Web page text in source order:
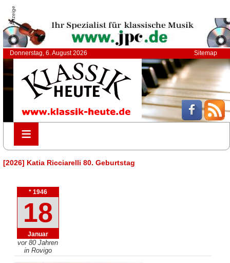
Anzeige
Donnerstag, 6. August 2026 Sitemap
≡
≡
[2026] Katia Ricciarelli 80. Geburtstag
* 1946
18
Januar
vor 80 Jahren
in Rovigo